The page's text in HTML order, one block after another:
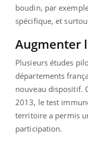
boudin, par
spécifique, et
Augmenter
Plusieurs études
départements
nouveau dispositif.
2013, le test
territoire a permis
participation.